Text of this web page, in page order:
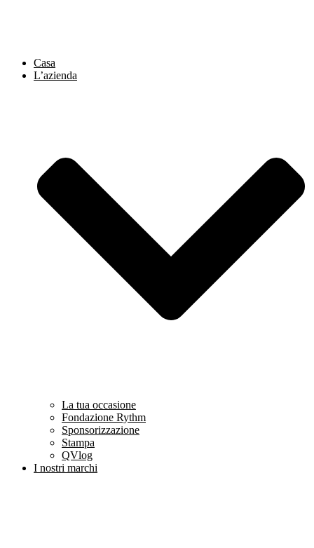
Casa
L’azienda
La tua occasione
Fondazione Rythm
Sponsorizzazione
Stampa
QVlog
I nostri marchi